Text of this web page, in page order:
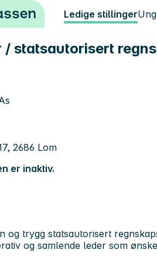
Ledige stillingerUng
/ statsautorisert
2686 Lom
er inaktiv.
og trygg statsautorisert
og samlende leder som